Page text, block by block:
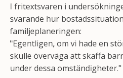
I fritextsvaren i
svarande hur
familjeplaneringen:
"Egentligen, om vi hade en
skulle överväga att skaffa
under dessa omständigheter."